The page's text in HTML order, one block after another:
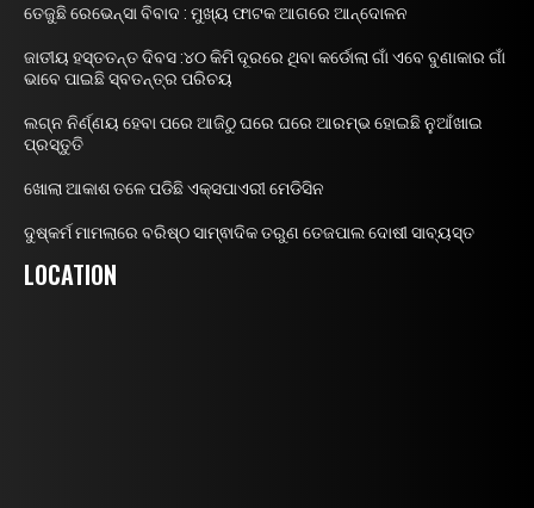
ତେଜୁଛି ରେଭେନ୍ସା ବିବାଦ : ମୁଖ୍ୟ ଫାଟକ ଆଗରେ ଆନ୍ଦୋଳନ
ଜାତୀୟ ହସ୍ତତନ୍ତ ଦିବସ :୪୦ କିମି ଦୂରରେ ଥିବା କର୍ଡୋଲା ଗାଁ ଏବେ ବୁଣାକାର ଗାଁ
ଭାବେ ପାଇଛି ସ୍ବତନ୍ତ୍ର ପରିଚୟ
ଲଗ୍ନ ନିର୍ଣ୍ଣୟ ହେବା ପରେ ଆଜିଠୁ ଘରେ ଘରେ ଆରମ୍ଭ ହୋଇଛି ନୁଆଁଖାଇ
ପ୍ରସ୍ତୁତି
ଖୋଲା ଆକାଶ ତଳେ ପଡିଛି ଏକ୍ସପାଏରୀ ମେଡିସିନ
ଦୁଷ୍କର୍ମ ମାମଲାରେ ବରିଷ୍ଠ ସାମ୍ଵାଦିକ ତରୁଣ ତେଜପାଲ ଦୋଷୀ ସାବ୍ୟସ୍ତ
LOCATION